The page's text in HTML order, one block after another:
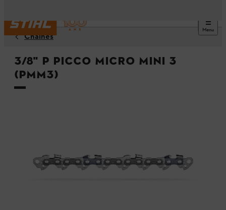
Menu
Chaînes
3/8" P Picco Micro Mini 3
(PMM3)